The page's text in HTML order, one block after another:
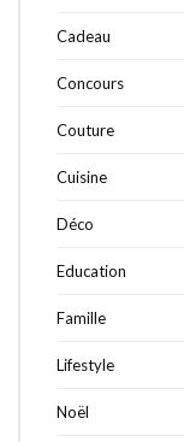
Cadeau
Concours
Couture
Cuisine
Déco
Education
Famille
Lifestyle
Noël